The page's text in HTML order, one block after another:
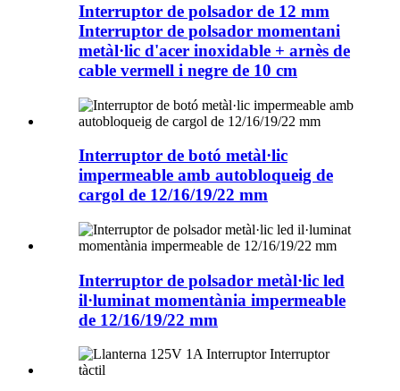
Interruptor de polsador de 12 mm
Interruptor de polsador momentani
metàl·lic d'acer inoxidable + arnès de
cable vermell i negre de 10 cm
Interruptor de botó metàl·lic
impermeable amb autobloqueig de
cargol de 12/16/19/22 mm
Interruptor de polsador metàl·lic led
il·luminat momentània impermeable
de 12/16/19/22 mm